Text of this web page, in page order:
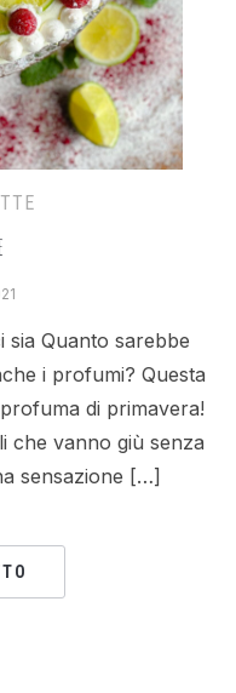
sia Quanto sarebbe
i profumi? Questa
di primavera!
che vanno giù senza
sensazione […]